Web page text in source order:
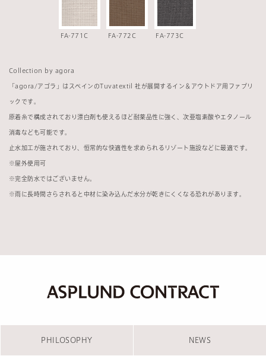
FA-771C FA-772C FA-773C
Collection by agora
「agora/アゴラ」はスペインのTuvatextil 社が展開するイン＆アウトドア用ファブリ
ックです。
原着糸で構成されており漂白剤も使えるほど耐薬品性に強く、次亜塩素酸やエタノール
消毒なども可能です。
止水加工が施されており、恒常的な快適性を求められるリゾート施設などに最適です。
※ 屋外使用可
※完全防水ではございません。
※ 雨に長時間さらされると中材に染み込んだ水分が乾きにくくなる恐れがあります。
PHILOSOPHY NEWS